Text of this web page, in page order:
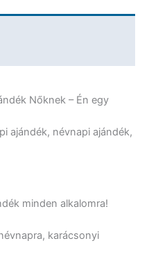
Nőknek – Én egy
ajándék, névnapi ajándék,
minden alkalomra!
karácsonyi